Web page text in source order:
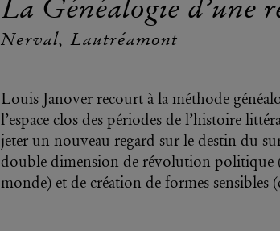
La Généalogie d’une
Nerval, Lautréamont
Louis Janover recourt à la méthode
l’espace clos des périodes de l’histoire
jeter un nouveau regard sur le destin du
double dimension de révolution politique
monde) et de création de formes sensibles